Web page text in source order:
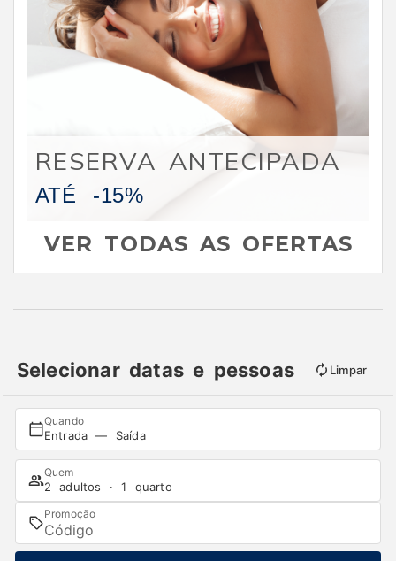
RESERVA ANTECIPADA
ATÉ -15%
VER TODAS AS OFERTAS
Selecionar datas e pessoas Limpar
Quando
Entrada — Saída
Quem
2 adultos · 1 quarto
Promoção